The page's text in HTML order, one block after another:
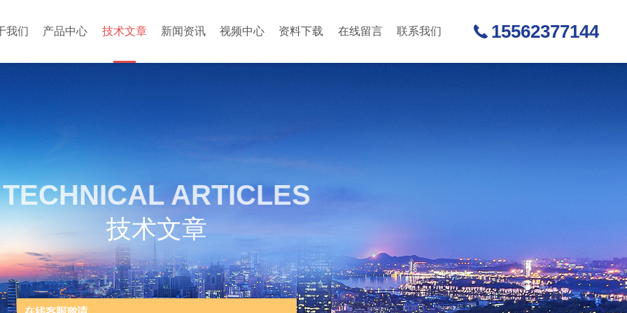
我们 产品中心 技术文章 新闻资讯 视频中心 资料下载 在线留言 联系我们 15562377144
TECHNICAL ARTICLES
技术文章